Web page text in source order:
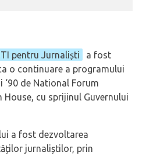
pentru Jurnaliști
a fost
o continuare a programului
de National Forum
cu sprijinul Guvernului
a fost dezvoltarea
jurnaliștilor, prin